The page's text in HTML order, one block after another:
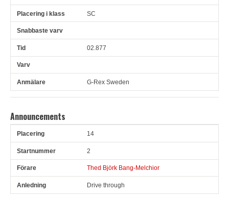
SC
02.877
G-Rex Sweden
Announcements
Pl Snr Anledning
14
2
Thed Björk Bang-Melchior
Drive through